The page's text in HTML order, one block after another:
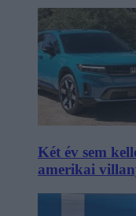
Két év sem
amerikai